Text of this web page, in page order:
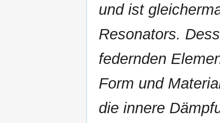
und ist
Resonators.
federnden
Form und
die innere